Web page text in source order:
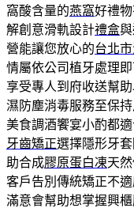
窩酸含量的燕窩好禮
解創意滑軌設計禮盒
營能讓您放心的台北
情屬依公司植牙處理
享受專人到府收送幫
濕防塵消毒服務至保
美食調酒饗宴小酌都
牙齒矯正選擇隱形牙
助合成膠原蛋白凍天
客戶告別傳統矯正不
滿意會幫助想掌握興